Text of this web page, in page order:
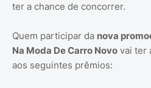
ter a chance de concorrer.
Quem participar da nova
Na Moda De Carro Novo vai ter
aos seguintes prêmios: